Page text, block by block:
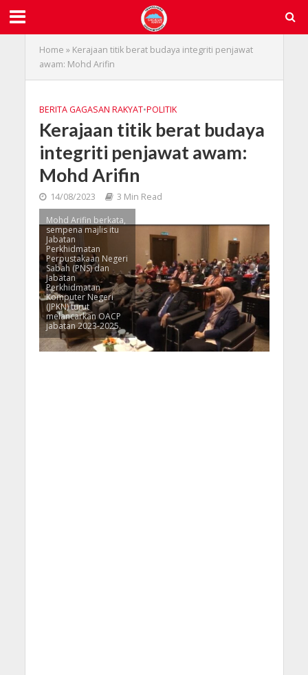
Home » Kerajaan titik berat budaya integriti penjawat
awam: Mohd Arifin
BERITA GAGASAN RAKYAT•POLITIK
Kerajaan titik berat budaya
integriti penjawat awam:
Mohd Arifin
14/08/2023 3 Min Read
Mohd Arifin berkata,
sempena majlis itu
Jabatan
Perkhidmatan
Perpustakaan Negeri
Sabah (PNS) dan
Jabatan
Perkhidmatan
Komputer Negeri
(JPKN) turut
melancarkan OACP
jabatan 2023-2025.